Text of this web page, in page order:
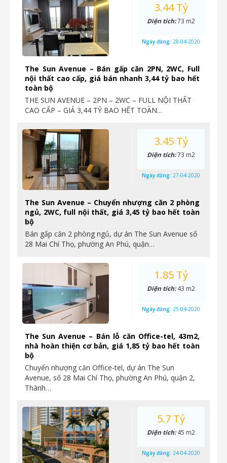
The Sun Avenue – Bán gấp căn 2PN, 2WC, Full
nội thất cao cấp, giá bán nhanh 3,44 tỷ bao hết
toàn bộ
THE SUN AVENUE – 2PN – 2WC – FULL NỘI THẤT
CAO CẤP – GIÁ 3,44 TỶ BAO HẾT TOÀN…
3.44 Tỷ
Diện tích:73 m2
Ngày đăng: 28-04-2020
The Sun Avenue – Chuyển nhượng căn 2 phòng
ngủ, 2WC, full nội thất, giá 3,45 tỷ bao hết toàn
bộ
Bán gấp căn 2 phòng ngủ, dự án The Sun Avenue số
28 Mai Chí Thọ, phường An Phú, quận…
3.45 Tỷ
Diện tích:73 m2
Ngày đăng: 27-04-2020
The Sun Avenue – Bán lỗ căn Office-tel, 43m2,
nhà hoàn thiện cơ bản, giá 1,85 tỷ bao hết toàn
bộ
Chuyển nhượng căn Office-tel, dự án The Sun
Avenue, số 28 Mai Chí Thọ, phường An Phú, quận 2,
Thành…
1.85 Tỷ
Diện tích:43 m2
Ngày đăng: 25-04-2020
5.7 Tỷ
Diện tích:45 m2
Ngày đăng: 24-04-2020